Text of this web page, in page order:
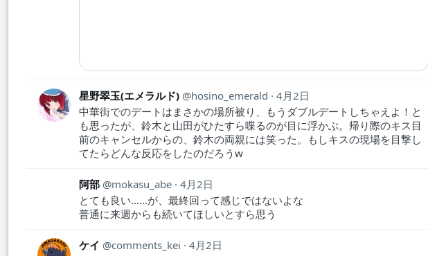
星野翠玉(エメラルド) hosino_emerald
4月2日
中華街でのデートはまさかの場所被り、もうダブルデートしちゃえよ！と
も思ったが、鈴木と山田がひたすら喋るのが目に浮かぶ。帰り際のキス目
前のキャンセルからの、鈴木の両親には笑った。もしキスの現場を目撃し
てたらどんな反応をしたのだろうw
阿部 mokasu_abe
4月2日
とても良い……が、最終回って感じではないよな
普通に来週からも続いてほしいとすら思う
ケイ comments_kei
4月2日